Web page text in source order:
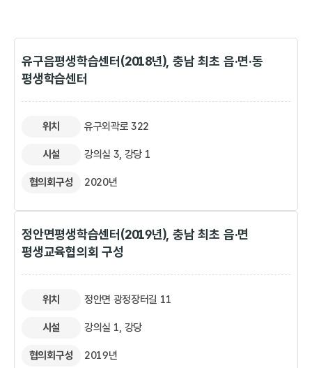
유구읍평생학습센터(2018년), 충남 최초 읍·면·동
평생학습센터
위치 유구외곽로 322
시설 강의실 3, 강당 1
협의회구성 2020년
정안면평생학습센터(2019년), 충남 최초 읍·면
평생교육협의회 구성
위치 정안면 광정장터길 11
시설 강의실 1, 강당
협의회구성 2019년